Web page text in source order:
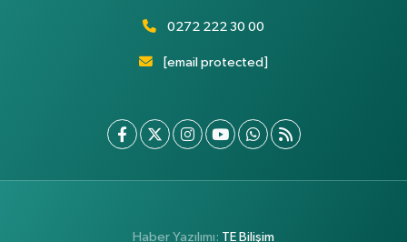
0272 222 30 00
[email protected]
Haber Yazılımı: TE Bilişim